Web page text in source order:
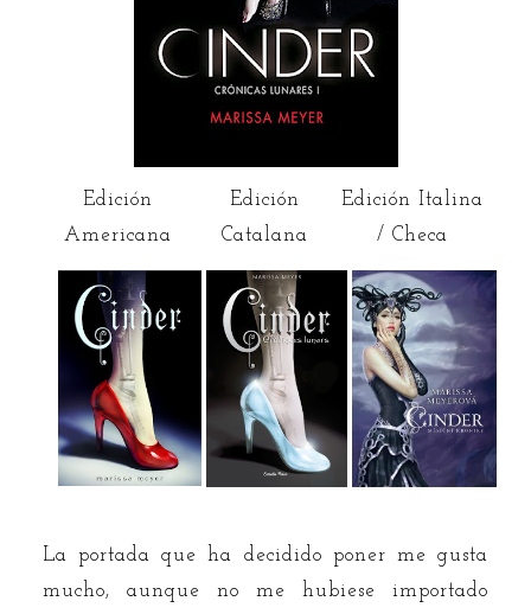
Edición
Americana
Edición
Catalana
Edición Italina
/ Checa
La portada que ha decidido poner me gusta
mucho, aunque no me hubiese importado